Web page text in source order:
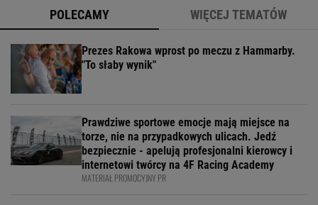
POLECAMY WIĘCEJ TEMATÓW
Prezes Rakowa wprost po meczu z Hammarby.
"To słaby wynik"
Prawdziwe sportowe emocje mają miejsce na
torze, nie na przypadkowych ulicach. Jedź
bezpiecznie - apelują profesjonalni kierowcy i
internetowi twórcy na 4F Racing Academy
MATERIAŁ PROMOCYJNY PR